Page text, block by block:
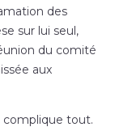
des
sur lui seul,
du comité
aux
complique tout.